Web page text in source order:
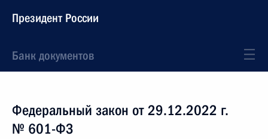
Президент России
Банк документов
Федеральный закон от 29.12.2022 г.
№ 601-ФЗ